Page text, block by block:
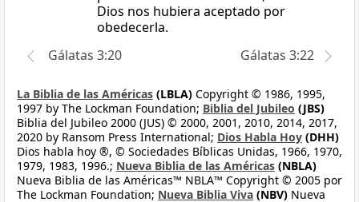
Dios nos hubiera aceptado por
obedecerla.
Gálatas 3:20
Gálatas 3:22
La Biblia de las Américas (LBLA) Copyright © 1986, 1995,
1997 by The Lockman Foundation; Biblia del Jubileo (JBS)
Biblia del Jubileo 2000 (JUS) © 2000, 2001, 2010, 2014, 2017,
2020 by Ransom Press International; Dios Habla Hoy (DHH)
Dios habla hoy ®, © Sociedades Bíblicas Unidas, 1966, 1970,
1979, 1983, 1996.; Nueva Biblia de las Américas (NBLA)
Nueva Biblia de las Américas™ NBLA™ Copyright © 2005 por
The Lockman Foundation; Nueva Biblia Viva (NBV) Nueva